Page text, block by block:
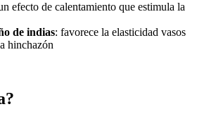
efecto de calentamiento que estimula la
de indias: favorece la elasticidad vasos
hinchazón